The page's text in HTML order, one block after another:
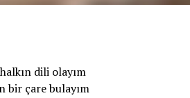
dili olayım
bir çare bulayım